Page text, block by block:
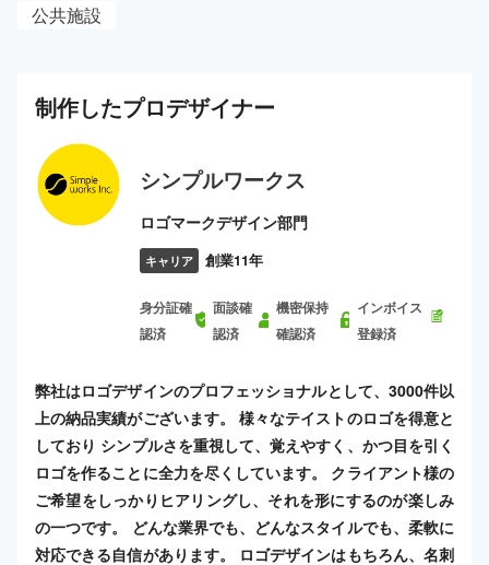
公共施設
制作したプロデザイナー
シンプルワークス
ロゴマークデザイン部門
キャリア 創業11年
身分証確
認済
面談確
認済
機密保持
確認済
インボイス
登録済
弊社はロゴデザインのプロフェッショナルとして、3000件以
上の納品実績がございます。 様々なテイストのロゴを得意と
しており シンプルさを重視して、覚えやすく、かつ目を引く
ロゴを作ることに全力を尽くしています。 クライアント様の
ご希望をしっかりヒアリングし、それを形にするのが楽しみ
の一つです。 どんな業界でも、どんなスタイルでも、柔軟に
対応できる自信があります。 ロゴデザインはもちろん、名刺